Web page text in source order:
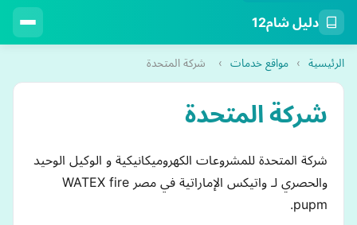
دليل شام12
الرئيسية › مواقع خدمات › شركة المتحدة
شركة المتحدة
شركة المتحدة للمشروعات الكهروميكانيكية و الوكيل الوحيد
والحصري لـ واتيكس الإماراتية في مصر WATEX fire
pupm.